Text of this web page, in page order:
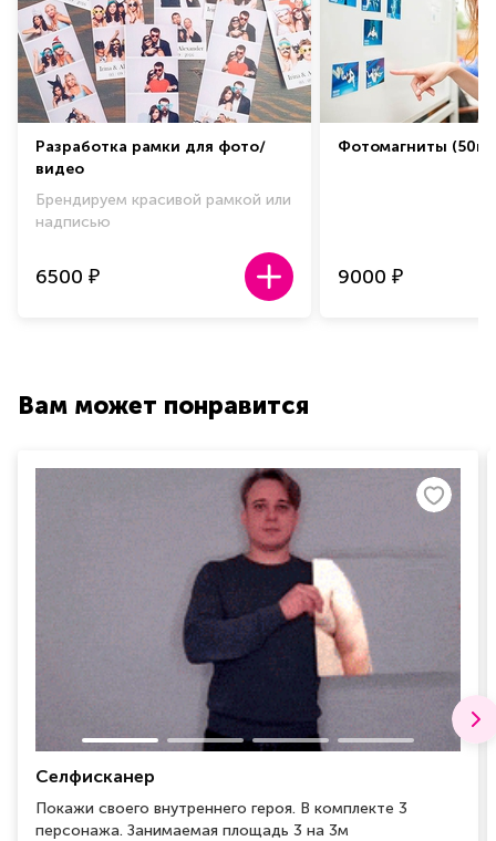
Разработка рамки для фото/
видео
Брендируем красивой рамкой или
надписью
6500 ₽
Фотомагниты
9000 ₽
Вам может понравится
Селфисканер
Покажи своего внутреннего героя. В комплекте 3
персонажа. Занимаемая площадь 3 на 3м